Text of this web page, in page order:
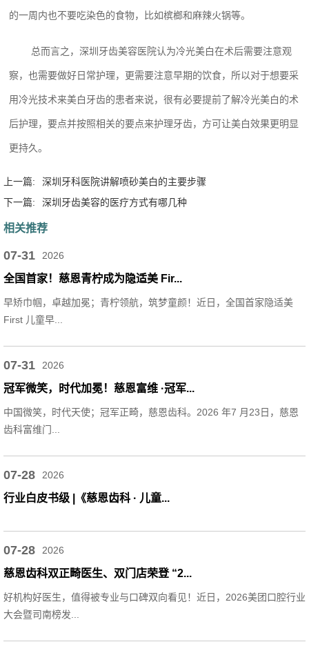
的一周内也不要吃染色的食物，比如槟榔和麻辣火锅等。
总而言之，深圳牙齿美容医院认为冷光美白在术后需要注意观
察，也需要做好日常护理，更需要注意早期的饮食，所以对于想要采
用冷光技术来美白牙齿的患者来说，很有必要提前了解冷光美白的术
后护理，要点并按照相关的要点来护理牙齿，方可让美白效果更明显
更持久。
上一篇:
深圳牙科医院讲解喷砂美白的主要步骤
下一篇:
深圳牙齿美容的医疗方式有哪几种
相关推荐
07-31 2026
全国首家！慈恩青柠成为隐适美 Fir...
早矫巾帼，卓越加冕；青柠领航，筑梦童颜！近日，全国首家隐适美
First 儿童早...
07-31 2026
冠军微笑，时代加冕！慈恩富维 ·冠军...
中国微笑，时代天使；冠军正畸，慈恩齿科。2026 年7 月23日，慈恩
齿科富维门...
07-28 2026
行业白皮书级 |《慈恩齿科 · 儿童...
07-28 2026
慈恩齿科双正畸医生、双门店荣登 “2...
好机构好医生，值得被专业与口碑双向看见！近日，2026美团口腔行业
大会暨司南榜发...